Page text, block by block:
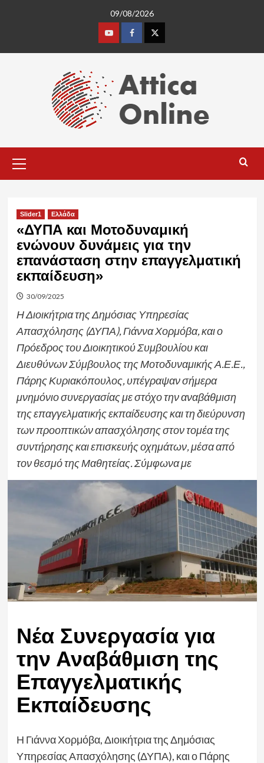
09/08/2026
YoutubeFacebookTwitter
Menu
Slider1 Ελλάδα
«ΔΥΠΑ και Μοτοδυναμική
ενώνουν δυνάμεις για την
επανάσταση στην επαγγελματική
εκπαίδευση»
30/09/2025
Η Διοικήτρια της Δημόσιας Υπηρεσίας
Απασχόλησης (ΔΥΠΑ), Γιάννα Χορμόβα, και ο
Πρόεδρος του Διοικητικού Συμβουλίου και
Διευθύνων Σύμβουλος της Μοτοδυναμικής Α.Ε.Ε.,
Πάρης Κυριακόπουλος, υπέγραψαν σήμερα
μνημόνιο συνεργασίας με στόχο την αναβάθμιση
της επαγγελματικής εκπαίδευσης και τη διεύρυνση
των προοπτικών απασχόλησης στον τομέα της
συντήρησης και επισκευής οχημάτων, μέσα από
τον θεσμό της Μαθητείας. Σύμφωνα με
Νέα Συνεργασία για
την Αναβάθμιση της
Επαγγελματικής
Εκπαίδευσης
Η Γιάννα Χορμόβα, Διοικήτρια της Δημόσιας
Υπηρεσίας Απασχόλησης (ΔΥΠΑ), και ο Πάρης